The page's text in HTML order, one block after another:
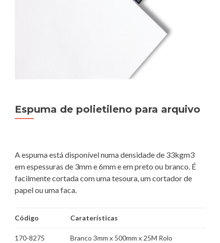
Espuma de polietileno para arquivo
A espuma está disponível numa densidade de 33kgm3
em espessuras de 3mm e 6mm e em preto ou branco. É
facilmente cortada com uma tesoura, um cortador de
papel ou uma faca.
Código Caraterísticas
170-8275 Branco 3mm x 500mm x 25M Rolo